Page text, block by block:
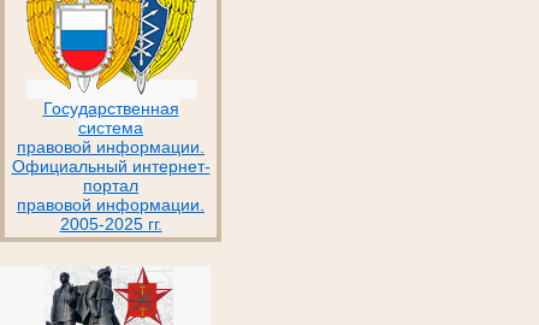
Государственная
система
правовой информации.
Официальный интернет-
портал
правовой информации.
2005-2025 гг.